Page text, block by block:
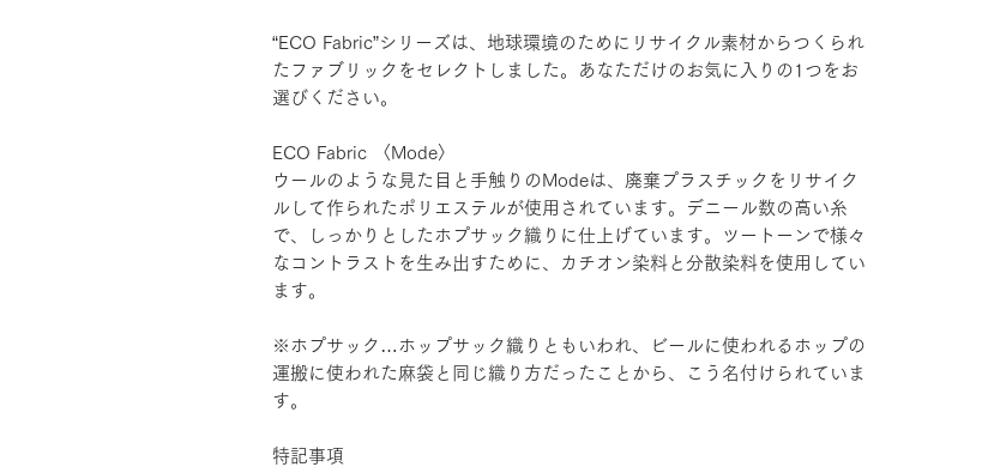
“ECO Fabric”シリーズは、地球環境のためにリサイクル素材からつくられ
たファブリックをセレクトしました。あなただけのお気に入りの1つをお
選びください。
ECO Fabric 〈Mode〉
ウールのような見た目と手触りのModeは、廃棄プラスチックをリサイク
ルして作られたポリエステルが使用されています。デニール数の高い糸
で、しっかりとしたホプサック織りに仕上げています。ツートーンで様々
なコントラストを生み出すために、カチオン染料と分散染料を使用してい
ます。
※ホプサック…ホップサック織りともいわれ、ビールに使われるホップの
運搬に使われた麻袋と同じ織り方だったことから、こう名付けられていま
す。
特記事項